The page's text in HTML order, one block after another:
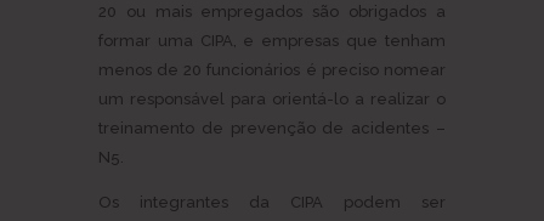
20 ou mais empregados são obrigados a
formar uma CIPA, e empresas que tenham
menos de 20 funcionários é preciso nomear
um responsável para orientá-lo a realizar o
treinamento de prevenção de acidentes –
N5.
Os integrantes da CIPA podem ser